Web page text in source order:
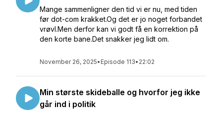
Mange sammenligner den tid vi er nu, med tiden
før dot-com krakket.Og det er jo noget forbandet
vrøvl.Men derfor kan vi godt få en korrektion på
den korte bane.Det snakker jeg lidt om.
November 26, 2025• Episode 113• 22:02
Min største skideballe og hvorfor jeg ikke
går ind i politik